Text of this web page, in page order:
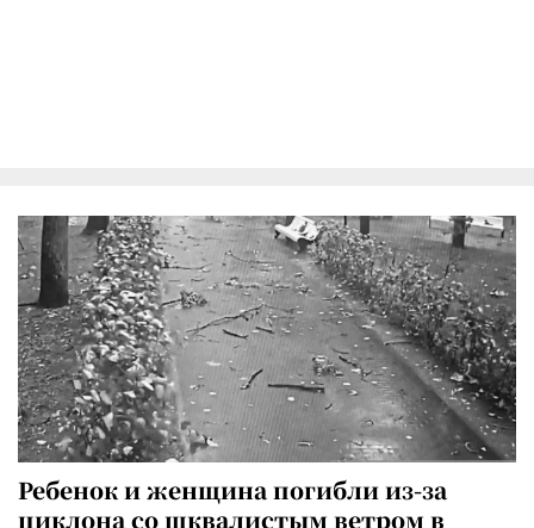
Ребенок и женщина погибли из-за
циклона со шквалистым ветром в